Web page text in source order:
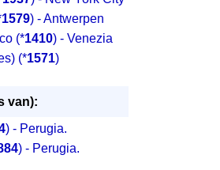
1579) - Antwerpen
(*1410) - Venezia
(*1571)
van):
) - Perugia.
) - Perugia.